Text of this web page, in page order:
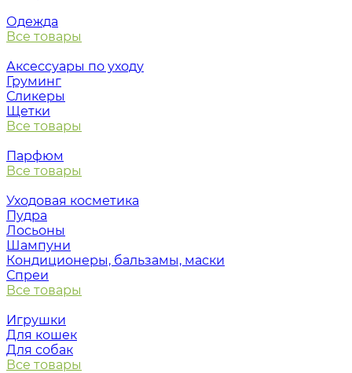
Одежда
Все товары
Аксессуары по уходу
Груминг
Сликеры
Щетки
Все товары
Парфюм
Все товары
Уходовая косметика
Пудра
Лосьоны
Шампуни
Кондиционеры, бальзамы, маски
Спреи
Все товары
Игрушки
Для кошек
Для собак
Все товары